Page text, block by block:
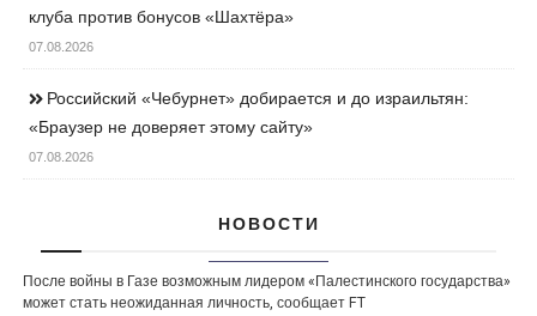
клуба против бонусов «Шахтёра»
07.08.2026
Российский «Чебурнет» добирается и до израильтян:
«Браузер не доверяет этому сайту»
07.08.2026
НОВОСТИ
После войны в Газе возможным лидером «Палестинского государства»
может стать неожиданная личность, сообщает FT